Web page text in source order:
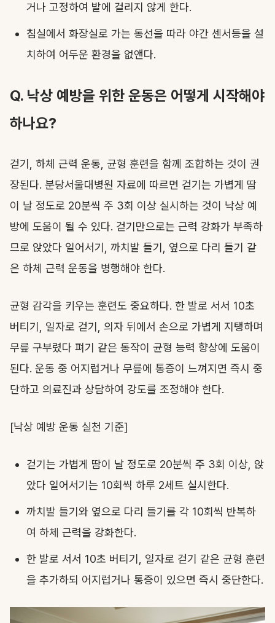
거나 고정하여 발에 걸리지 않게 한다.
침실에서 화장실로 가는 동선을 따라 야간 센서등을 설
치하여 어두운 환경을 없앤다.
Q. 낙상 예방을 위한 운동은 어떻게 시작해야
하나요?
걷기, 하체 근력 운동, 균형 훈련을 함께 조합하는 것이 권
장된다. 분당서울대병원 자료에 따르면 걷기는 가볍게 땀
이 날 정도로 20분씩 주 3회 이상 실시하는 것이 낙상 예
방에 도움이 될 수 있다. 걷기만으로는 근력 강화가 부족하
므로 앉았다 일어서기, 까치발 들기, 옆으로 다리 들기 같
은 하체 근력 운동을 병행해야 한다.
균형 감각을 키우는 훈련도 중요하다. 한 발로 서서 10초
버티기, 일자로 걷기, 의자 뒤에서 손으로 가볍게 지탱하며
무릎 구부렸다 펴기 같은 동작이 균형 능력 향상에 도움이
된다. 운동 중 어지럽거나 무릎에 통증이 느껴지면 즉시 중
단하고 의료진과 상담하여 강도를 조정해야 한다.
[낙상 예방 운동 실천 기준]
걷기는 가볍게 땀이 날 정도로 20분씩 주 3회 이상, 앉
았다 일어서기는 10회씩 하루 2세트 실시한다.
까치발 들기와 옆으로 다리 들기를 각 10회씩 반복하
여 하체 근력을 강화한다.
한 발로 서서 10초 버티기, 일자로 걷기 같은 균형 훈련
을 추가하되 어지럽거나 통증이 있으면 즉시 중단한다.